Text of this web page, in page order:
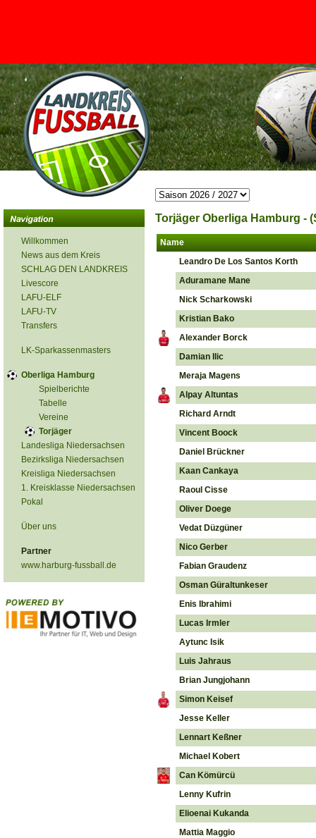
<
Willkommen
News aus dem Kreis
SCHLAG DEN LANDKREIS
Livescore
LAFU-ELF
LAFU-TV
Transfers
LK-Sparkassenmasters
Oberliga Hamburg
Spielberichte
Tabelle
Vereine
Torjäger
Landesliga Niedersachsen
Bezirksliga Niedersachsen
Kreisliga Niedersachsen
1. Kreisklasse Niedersachsen
Pokal
Über uns
Partner
www.harburg-fussball.de
Torjäger Oberliga Hamburg -
Name
Leandro De Los Santos Korth
Aduramane Mane
Nick Scharkowski
Kristian Bako
Alexander Borck
Damian Ilic
Meraja Magens
Alpay Altuntas
Richard Arndt
Vincent Boock
Daniel Brückner
Kaan Cankaya
Raoul Cisse
Oliver Doege
Vedat Düzgüner
Nico Gerber
Fabian Graudenz
Osman Güraltunkeser
Enis Ibrahimi
Lucas Irmler
Aytunc Isik
Luis Jahraus
Brian Jungjohann
Simon Keisef
Jesse Keller
Lennart Keßner
Michael Kobert
Can Kömürcü
Lenny Kufrin
Elioenai Kukanda
Mattia Maggio